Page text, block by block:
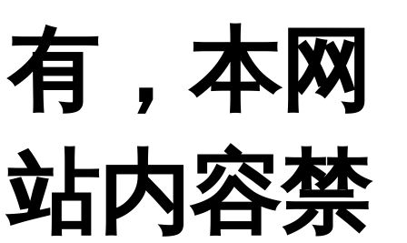
有，本网
站内容禁